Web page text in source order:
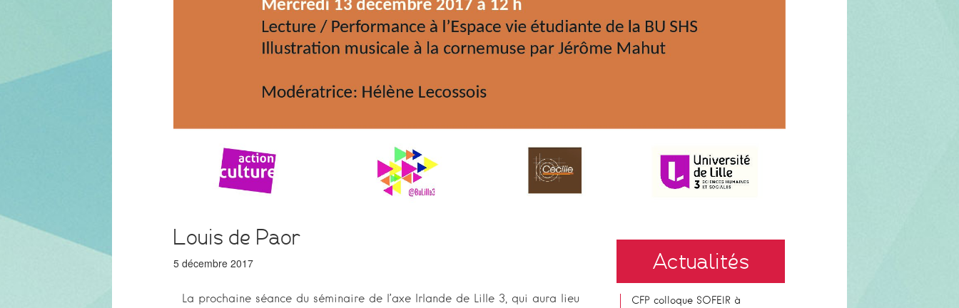
Louis de Paor
5 décembre 2017
La prochaine séance du séminaire de l’axe Irlande de Lille 3, qui aura lieu
Actualités
CFP colloque SOFEIR à